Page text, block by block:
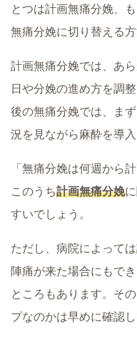
とつは計画無痛分娩、
無痛分娩に切り替える方
計画無痛分娩では、あ
日や分娩の進め方を調
後の無痛分娩では、ま
況を見ながら麻酔を導
「無痛分娩は何週から
このうち計画無痛分娩
すいでしょう。
ただし、病院によって
陣痛が来た場合にもで
ところもあります。そ
プなのかは早めに確認